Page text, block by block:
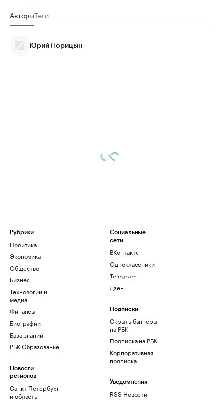
АвторыТеги
Юрий Норицын
Рубрики
Политика
Экономика
Общество
Бизнес
Технологии и
медиа
Финансы
Биографии
База знаний
РБК Образование
Новости
регионов
Санкт-Петербург
и область
Социальные
сети
ВКонтакте
Одноклассники
Telegram
Дзен
Подписки
Скрыть баннеры
на РБК
Подписка на РБК
Корпоративная
подписка
Уведомления
RSS Новости